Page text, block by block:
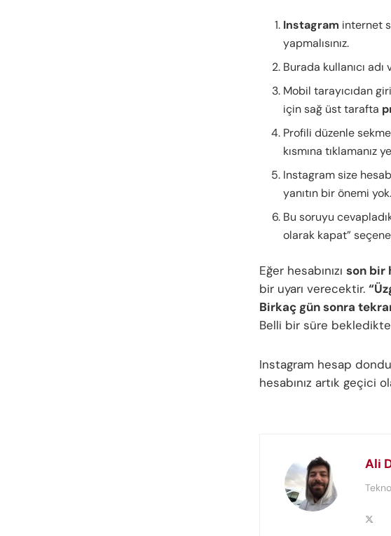
Instagram internet
yapmalısınız.
Burada kullanıcı
Mobil tarayıcıdan
için sağ üst tarafta
Profili düzenle
kısmına tıklamanız
Instagram size
yanıtın bir önemi yok.
Bu soruyu
olarak kapat”
Eğer hesabınızı son bir
bir uyarı verecektir.
Birkaç gün sonra
Belli bir süre
Instagram hesap
hesabınız artık geçici
Ali